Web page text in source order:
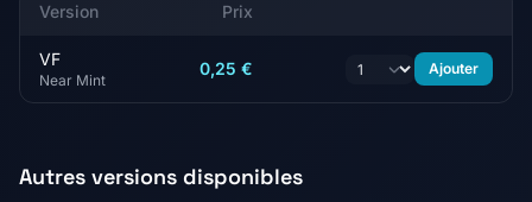
Version Prix
VF
Near Mint
0,25 € Ajouter
Autres versions disponibles